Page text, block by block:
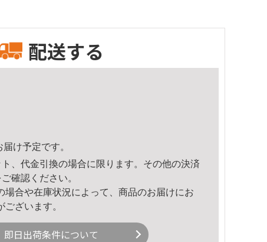
配送する
け予定です。
、代金引換の場合に限ります。その他の決済
ご確認ください。
合や在庫状況によって、商品のお届けにお
ざいます。
即日出荷条件について